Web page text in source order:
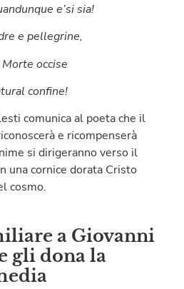
e’si sia!
e pellegrine,
occise
confine!
comunica al poeta che il
e ricompenserà
si dirigeranno verso il
una cornice dorata Cristo
cosmo.
a Giovanni
gli dona la